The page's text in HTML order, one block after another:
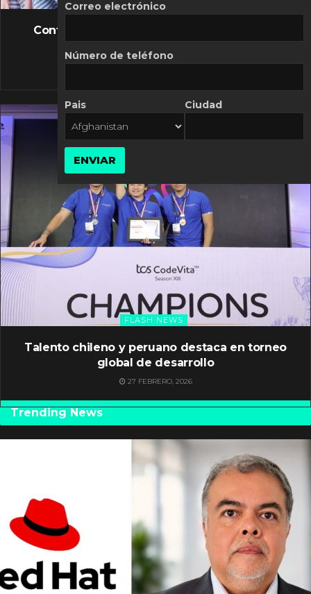
FLASH NEWS
Controversia de Mercado Libre por costos
10 MARZO, 2026
FLASH NEWS
Talento chileno y peruano destaca en torneo
global de desarrollo
27 FEBRERO, 2026
Trending News
Correo electrónico
Número de teléfono
Pais Ciudad
ENVIAR